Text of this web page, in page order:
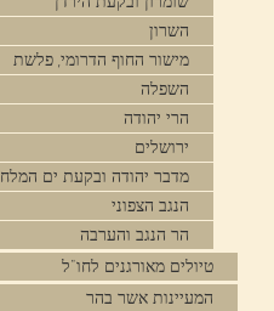
השרון
מישור החוף הדרומי, פלשת
השפלה
הרי יהודה
ירושלים
מדבר יהודה ובקעת ים המלח
הנגב הצפוני
הר הנגב והערבה
טיולים מאורגנים לחו"ל
המעיינות אשר בהר